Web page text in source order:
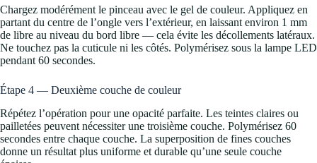
Chargez modérément le pinceau avec le gel de couleur. Appliquez en
partant du centre de l’ongle vers l’extérieur, en laissant environ 1 mm
de libre au niveau du bord libre — cela évite les décollements latéraux.
Ne touchez pas la cuticule ni les côtés. Polymérisez sous la lampe LED
pendant 60 secondes.
Étape 4 — Deuxième couche de couleur
Répétez l’opération pour une opacité parfaite. Les teintes claires ou
pailletées peuvent nécessiter une troisième couche. Polymérisez 60
secondes entre chaque couche. La superposition de fines couches
donne un résultat plus uniforme et durable qu’une seule couche